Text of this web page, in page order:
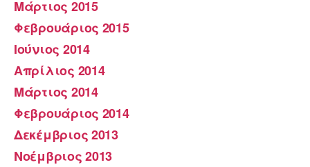
Μάρτιος 2015
Φεβρουάριος 2015
Ιούνιος 2014
Απρίλιος 2014
Μάρτιος 2014
Φεβρουάριος 2014
Δεκέμβριος 2013
Νοέμβριος 2013